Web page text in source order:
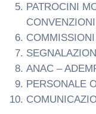
PATROCINI
ANAC –
PERSONALE